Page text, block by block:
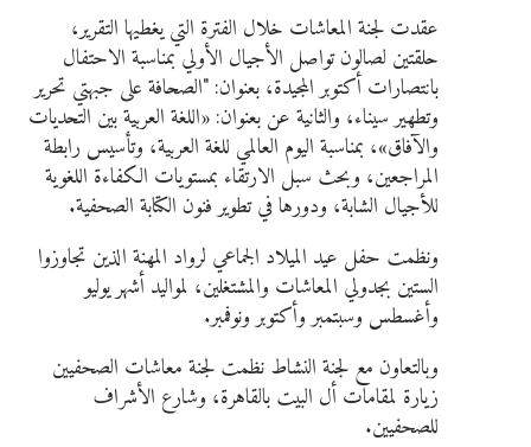
عقدت لجنة المعاشات خلال الفترة التي يغطيها التقرير،
حلقتين لصالون تواصل الأجيال الأولي بمناسبة الاحتفال
بانتصارات أكتوبر المجيدة، بعنوان: "الصحافة على جبهتي تحرير
وتطهير سيناء، والثانية عن بعنوان: «اللغة العربية بين التحديات
والآفاق»، بمناسبة اليوم العالمي للغة العربية، وتأسيس رابطة
المراجعين، وبحث سبل الارتقاء بمستويات الكفاءة اللغوية
للأجيال الشابة، ودورها في تطوير فنون الكتابة الصحفية.
ونظمت حفل عيد الميلاد الجماعي لرواد المهنة الذين تجاوزوا
الستين بجدولي المعاشات والمشتغلين، لمواليد أشهر يوليو
وأغسطس وسبتمبر وأكتوبر ونوفمبر.
وبالتعاون مع لجنة النشاط نظمت لجنة معاشات الصحفيين
زيارة لمقامات أل البيت بالقاهرة، وشارع الأشراف
للصحفيين.